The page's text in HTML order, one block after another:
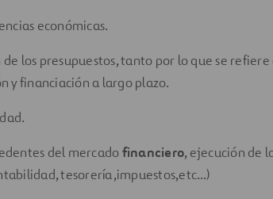
económicas.
los presupuestos, tanto por lo que se refiere
y financiación a largo plazo.
del mercadofinanciero, ejecución de
tesorería,impuestos,etc…)